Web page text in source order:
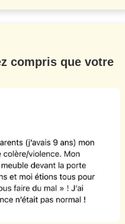
compris que votre